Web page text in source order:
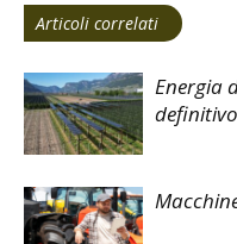
Articoli correlati
Energia